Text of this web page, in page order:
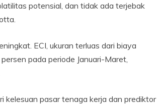
potensial, dan tidak ada terjebak
ECI, ukuran terluas dari biaya
pada periode Januari-Maret,
kelesuan pasar tenaga kerja dan prediktor